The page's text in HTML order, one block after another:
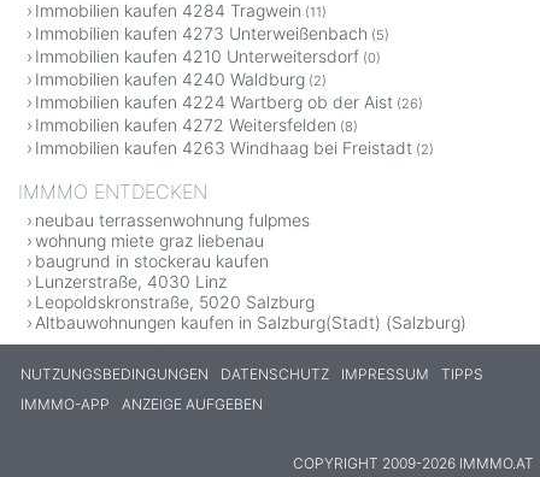
Immobilien kaufen 4284 Tragwein (11)
Immobilien kaufen 4273 Unterweißenbach (5)
Immobilien kaufen 4210 Unterweitersdorf (0)
Immobilien kaufen 4240 Waldburg (2)
Immobilien kaufen 4224 Wartberg ob der Aist (26)
Immobilien kaufen 4272 Weitersfelden (8)
Immobilien kaufen 4263 Windhaag bei Freistadt (2)
IMMMO ENTDECKEN
neubau terrassenwohnung fulpmes
wohnung miete graz liebenau
baugrund in stockerau kaufen
Lunzerstraße, 4030 Linz
Leopoldskronstraße, 5020 Salzburg
Altbauwohnungen kaufen in Salzburg(Stadt) (Salzburg)
NUTZUNGSBEDINGUNGEN DATENSCHUTZ IMPRESSUM
TIPPS
IMMMO-APP
ANZEIGE AUFGEBEN
COPYRIGHT 2009-2026 IMMMO.AT